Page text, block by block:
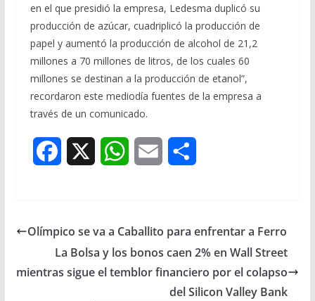
en el que presidió la empresa, Ledesma duplicó su
producción de azúcar, cuadriplicó la producción de
papel y aumentó la producción de alcohol de 21,2
millones a 70 millones de litros, de los cuales 60
millones se destinan a la producción de etanol”,
recordaron este mediodía fuentes de la empresa a
través de un comunicado.
e
W
t
s
i
r
Olímpico se va a Caballito para enfrentar a Ferro
La Bolsa y los bonos caen 2% en Wall Street
mientras sigue el temblor financiero por el colapso
del Silicon Valley Bank